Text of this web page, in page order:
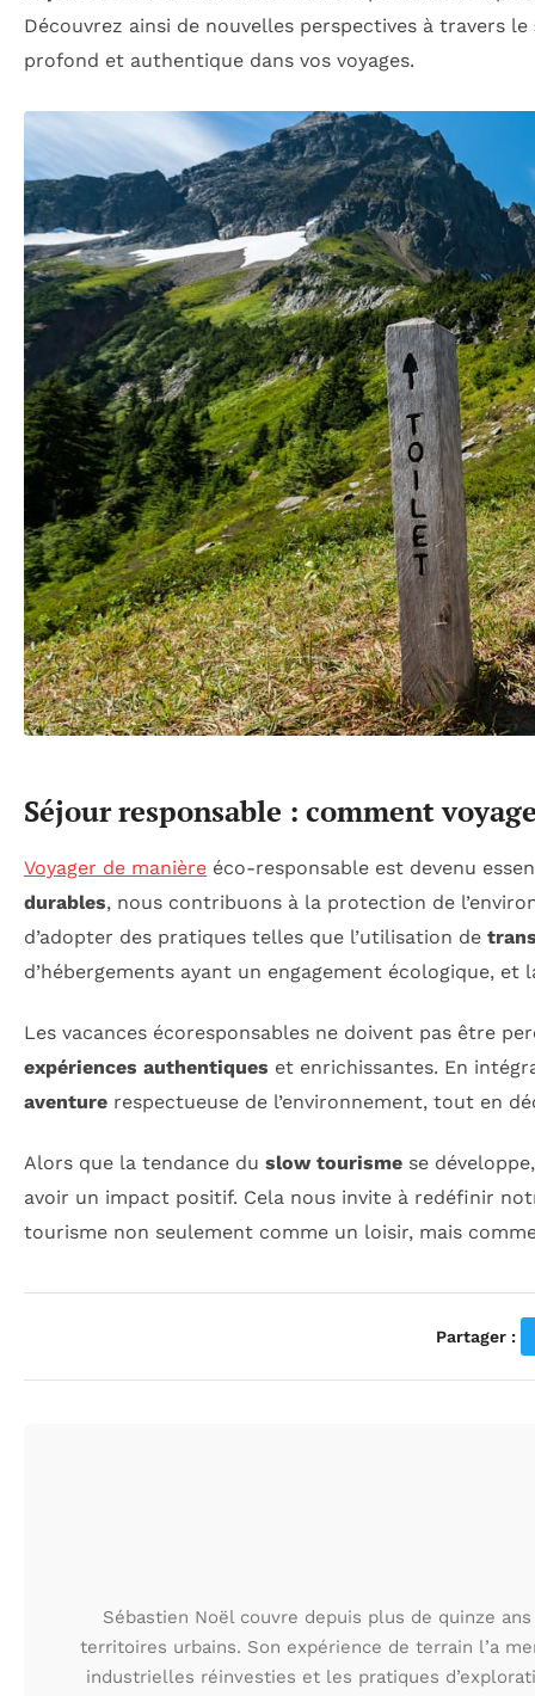
Découvrez ainsi de nouvelles perspectives à travers le
profond et authentique dans vos voyages.
Séjour responsable : comment
Voyager de manière éco-responsable est devenu
durables, nous contribuons à la protection de
d’adopter des pratiques telles que l’utilisation de
d’hébergements ayant un engagement écologique,
Les vacances écoresponsables ne doivent pas être
expériences authentiques et enrichissantes. En
aventure respectueuse de l’environnement, tout en
Alors que la tendance du slow tourisme se
avoir un impact positif. Cela nous invite à redéfinir
tourisme non seulement comme un loisir, mais
Partager :
Sébastien Noël couvre depuis plus de quinze
territoires urbains. Son expérience de terrain l’a
industrielles réinvesties et les pratiques